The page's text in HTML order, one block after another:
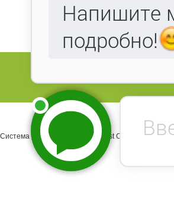
Адрес:
Система управления сайтом Host CMS